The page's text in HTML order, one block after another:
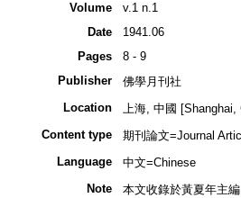
Volume
v.1 n.1
Date
1941.06
Pages
8 - 9
Publisher
佛學月刊社
Location
上海, 中國 [Shanghai,
Content type
期刊論文=Journal
Language
中文=Chinese
Note
本文收錄於黃夏年主